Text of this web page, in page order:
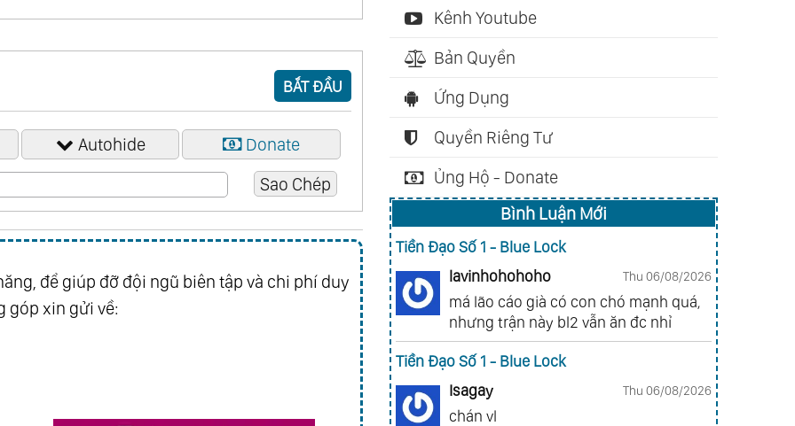
BẮT ĐẦU
Autohide Donate
để giúp đỡ đội ngũ biên tập và chi phí duy
góp xin gửi về:
Kênh Youtube
Bản Quyền
Ứng Dụng
Quyền Riêng Tư
Ủng Hộ - Donate
Bình Luận Mới
Tiền Đạo Số 1 - Blue Lock
lavinhohohoho
Thu 06/08/2026
má lão cáo già có con chó mạnh quá,
nhưng trận này bl2 vẫn ăn đc nhỉ
Tiền Đạo Số 1 - Blue Lock
Isagay
Thu 06/08/2026
chán vl